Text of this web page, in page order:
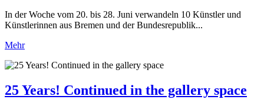
In der Woche vom 20. bis 28. Juni verwandeln 10 Künstler und
Künstlerinnen aus Bremen und der Bundesrepublik...
Mehr
25 Years! Continued in the gallery space